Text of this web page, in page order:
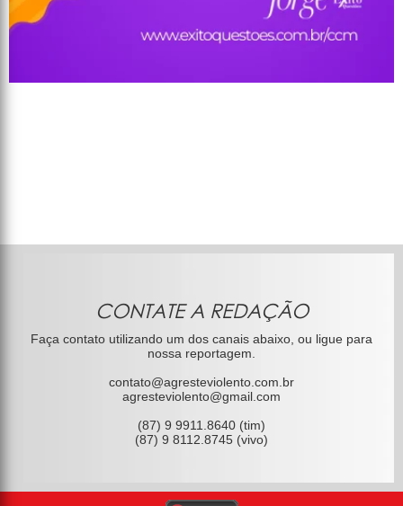
CONTATE A REDAÇÃO
Faça contato utilizando um dos canais abaixo, ou ligue para
nossa reportagem.
contato@agresteviolento.com.br
agresteviolento@gmail.com
(87) 9 9911.8640 (tim)
(87) 9 8112.8745 (vivo)